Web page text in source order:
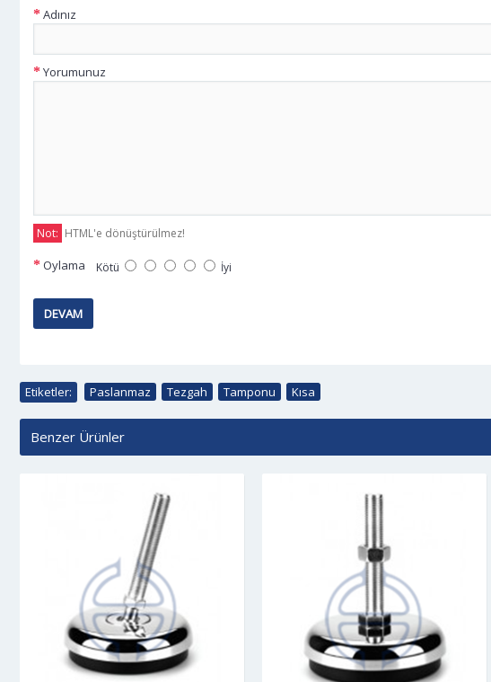
Adınız
Yorumunuz
Not: HTML'e dönüştürülmez!
Oylama Kötü İyi
DEVAM
Etiketler: Paslanmaz Tezgah Tamponu Kısa
Benzer Ürünler